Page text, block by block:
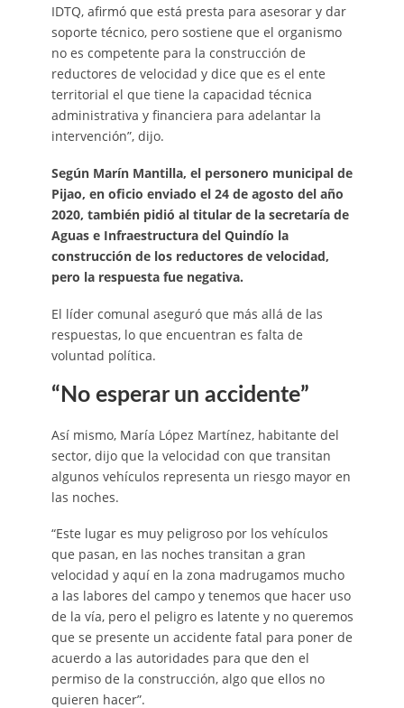
IDTQ, afirmó que está presta para asesorar y dar
soporte técnico, pero sostiene que el organismo
no es competente para la construcción de
reductores de velocidad y dice que es el ente
territorial el que tiene la capacidad técnica
administrativa y financiera para adelantar la
intervención”, dijo.
Según Marín Mantilla, el personero municipal de
Pijao, en oficio enviado el 24 de agosto del año
2020, también pidió al titular de la secretaría de
Aguas e Infraestructura del Quindío la
construcción de los reductores de velocidad,
pero la respuesta fue negativa.
El líder comunal aseguró que más allá de las
respuestas, lo que encuentran es falta de
voluntad política.
“No esperar un accidente”
Así mismo, María López Martínez, habitante del
sector, dijo que la velocidad con que transitan
algunos vehículos representa un riesgo mayor en
las noches.
“Este lugar es muy peligroso por los vehículos
que pasan, en las noches transitan a gran
velocidad y aquí en la zona madrugamos mucho
a las labores del campo y tenemos que hacer uso
de la vía, pero el peligro es latente y no queremos
que se presente un accidente fatal para poner de
acuerdo a las autoridades para que den el
permiso de la construcción, algo que ellos no
quieren hacer”.